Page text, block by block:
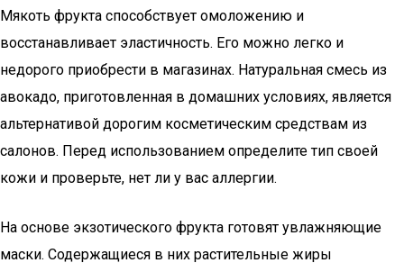
Мякоть фрукта способствует омоложению и
восстанавливает эластичность. Его можно легко и
недорого приобрести в магазинах. Натуральная смесь из
авокадо, приготовленная в домашних условиях, является
альтернативой дорогим косметическим средствам из
салонов. Перед использованием определите тип своей
кожи и проверьте, нет ли у вас аллергии.
На основе экзотического фрукта готовят увлажняющие
маски. Содержащиеся в них растительные жиры